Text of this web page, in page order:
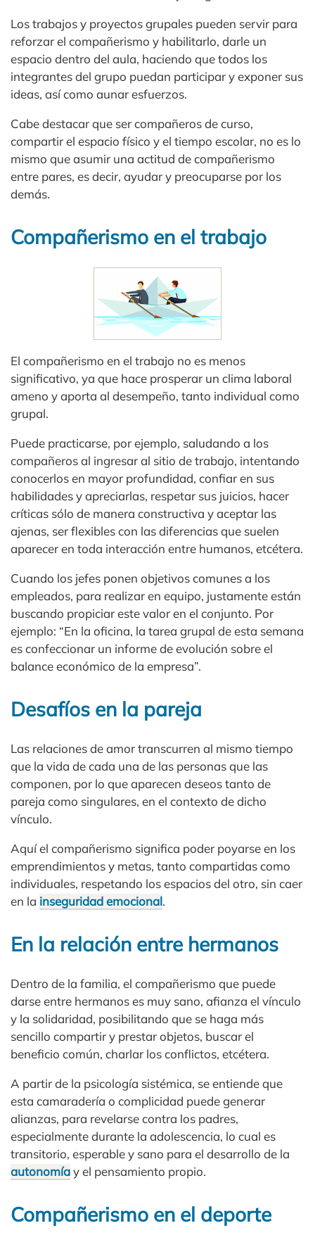
Los trabajos y proyectos grupales pueden servir para
reforzar el compañerismo y habilitarlo, darle un
espacio dentro del aula, haciendo que todos los
integrantes del grupo puedan participar y exponer sus
ideas, así como aunar esfuerzos.
Cabe destacar que ser compañeros de curso,
compartir el espacio físico y el tiempo escolar, no es lo
mismo que asumir una actitud de compañerismo
entre pares, es decir, ayudar y preocuparse por los
demás.
Compañerismo en el trabajo
El compañerismo en el trabajo no es menos
significativo, ya que hace prosperar un clima laboral
ameno y aporta al desempeño, tanto individual como
grupal.
Puede practicarse, por ejemplo, saludando a los
compañeros al ingresar al sitio de trabajo, intentando
conocerlos en mayor profundidad, confiar en sus
habilidades y apreciarlas, respetar sus juicios, hacer
críticas sólo de manera constructiva y aceptar las
ajenas, ser flexibles con las diferencias que suelen
aparecer en toda interacción entre humanos, etcétera.
Cuando los jefes ponen objetivos comunes a los
empleados, para realizar en equipo, justamente están
buscando propiciar este valor en el conjunto. Por
ejemplo: “En la oficina, la tarea grupal de esta semana
es confeccionar un informe de evolución sobre el
balance económico de la empresa”.
Desafíos en la pareja
Las relaciones de amor transcurren al mismo tiempo
que la vida de cada una de las personas que las
componen, por lo que aparecen deseos tanto de
pareja como singulares, en el contexto de dicho
vínculo.
Aquí el compañerismo significa poder poyarse en los
emprendimientos y metas, tanto compartidas como
individuales, respetando los espacios del otro, sin caer
en la inseguridad emocional.
En la relación entre hermanos
Dentro de la familia, el compañerismo que puede
darse entre hermanos es muy sano, afianza el vínculo
y la solidaridad, posibilitando que se haga más
sencillo compartir y prestar objetos, buscar el
beneficio común, charlar los conflictos, etcétera.
A partir de la psicología sistémica, se entiende que
esta camaradería o complicidad puede generar
alianzas, para revelarse contra los padres,
especialmente durante la adolescencia, lo cual es
transitorio, esperable y sano para el desarrollo de la
autonomíay el pensamiento propio.
Compañerismo en el deporte